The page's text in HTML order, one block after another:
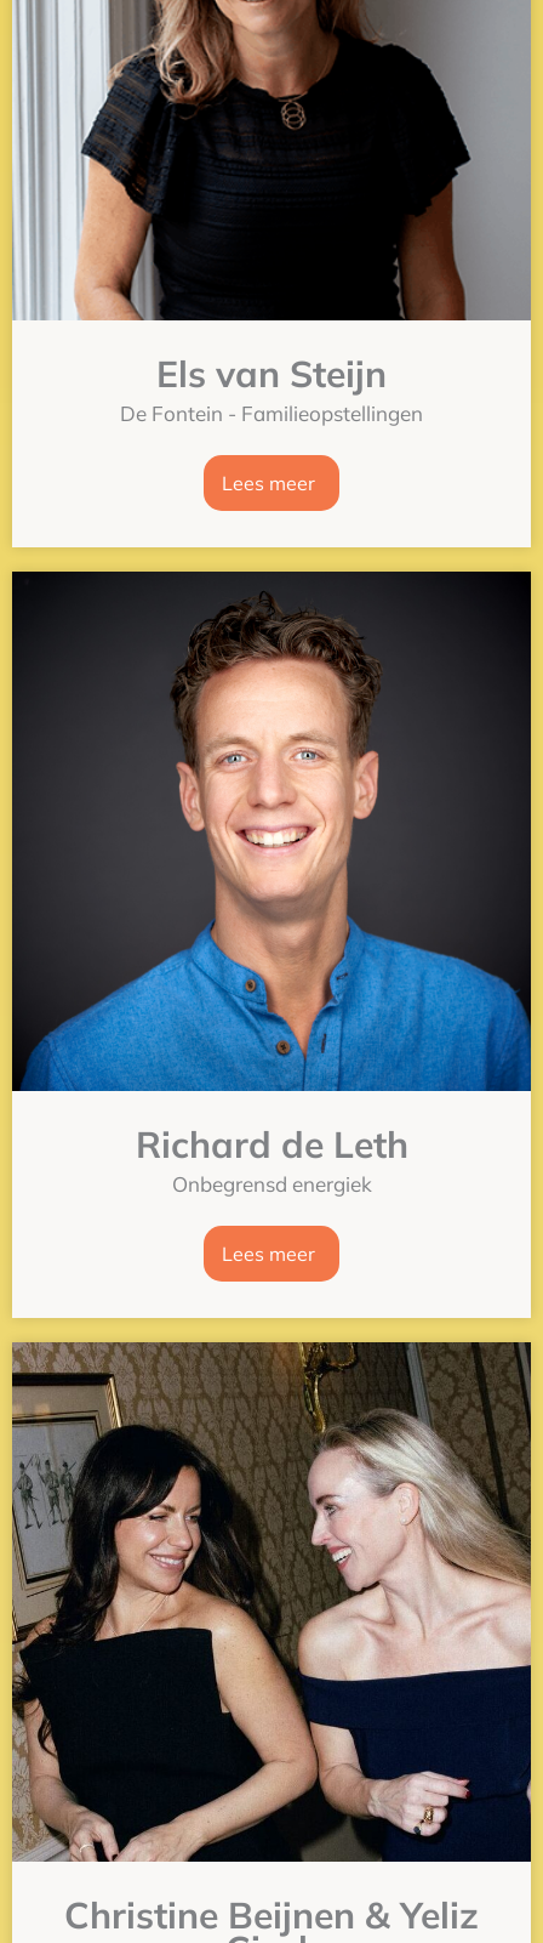
Els van Steijn
De Fontein - Familieopstellingen
Lees meer
Richard de Leth
Onbegrensd energiek
Lees meer
Christine Beijnen & Yeliz